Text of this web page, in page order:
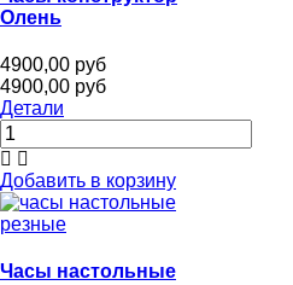
Олень
4900,00 руб
4900,00 руб
Детали
Добавить в корзину
Часы настольные